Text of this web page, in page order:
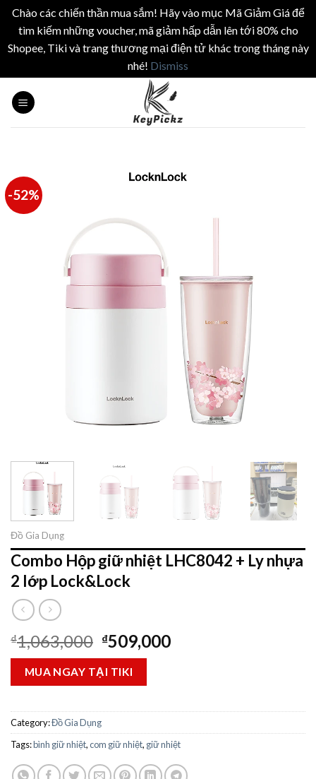
Chào các chiến thần mua sắm! Hãy vào mục Mã Giảm Giá để
tìm kiếm những voucher, mã giảm hấp dẫn lên tới 80% cho
Shopee, Tiki và trang thương mại điện tử khác trong tháng này
nhé! Dismiss
-52%
Đồ Gia Dụng
Combo Hộp giữ nhiệt LHC8042 + Ly nhựa
2 lớp Lock&Lock
₫1,063,000 ₫509,000
MUA NGAY TẠI TIKI
Category:Đồ Gia Dụng
Tags:bình giữ nhiệt,com giữ nhiệt, giữ nhiệt